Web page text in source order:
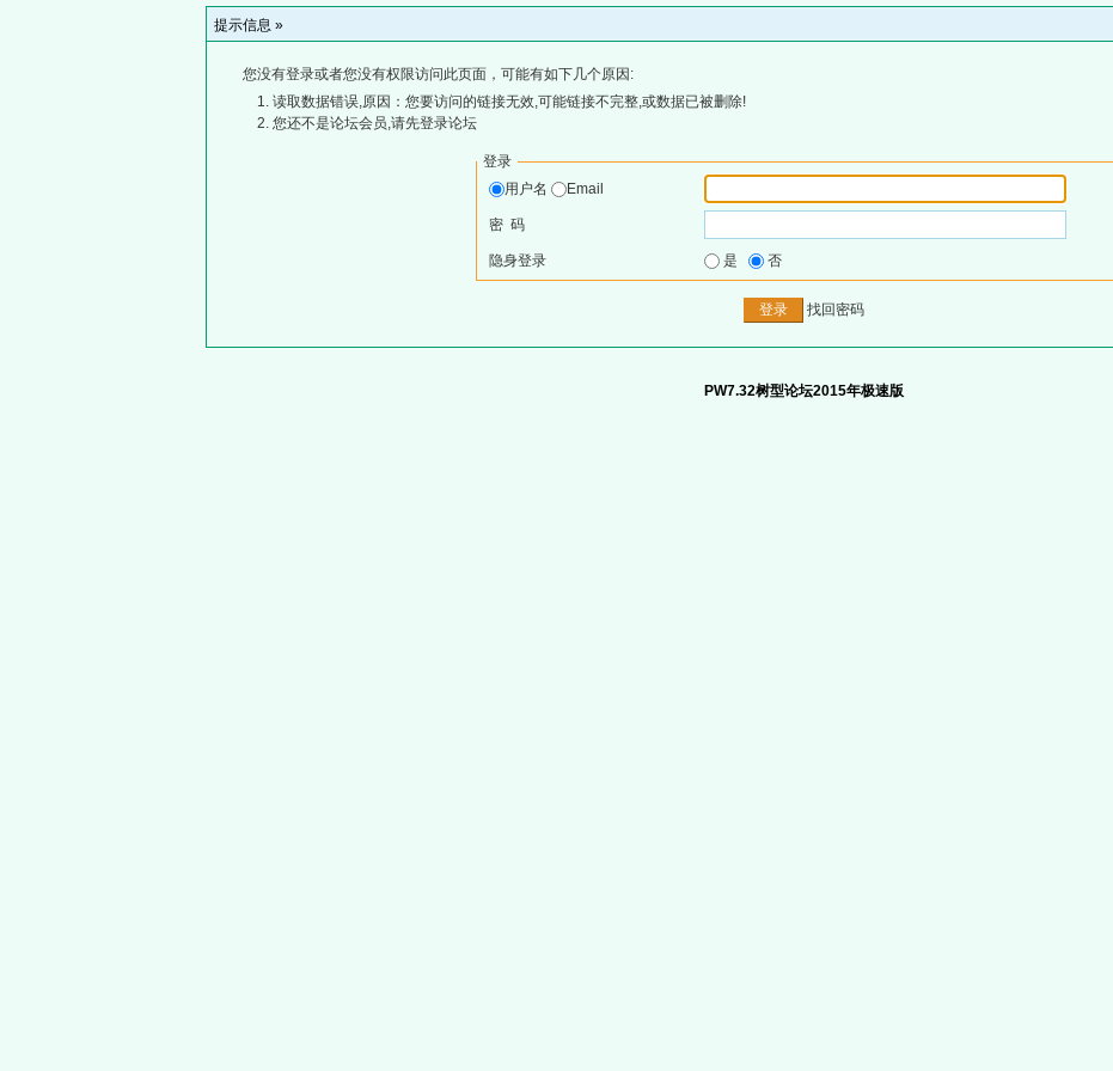
提示信息 »
您没有登录或者您没有权限访问此页面，可能有如下几个原因:
读取数据错误,原因：您要访问的链接无效,可能链接不完整,或数据已被删除!
您还不是论坛会员,请先登录论坛
登录
用户名
Email
密 码
隐身登录 是 否
找回密码
PW7.32树型论坛2015年极速版